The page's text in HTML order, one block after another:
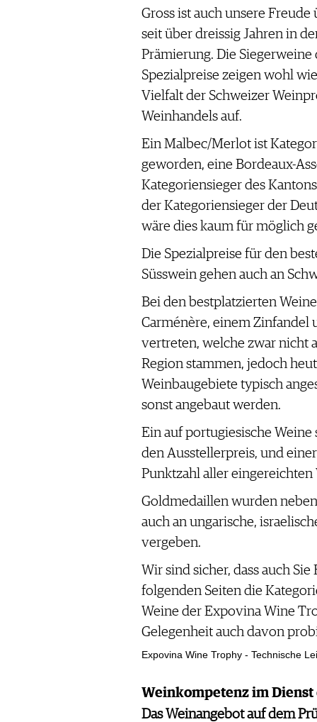
Gross ist auch unsere
seit über dreissig Jahren in
Prämierung. Die
Spezialpreise zeigen wohl
Vielfalt der Schweizer
Weinhandels auf.
Ein Malbec/Merlot ist
geworden, eine Bordeaux-
Kategoriensieger des
der Kategoriensieger der
wäre dies kaum für möglich
Die Spezialpreise für den
Süsswein gehen auch an
Bei den bestplatzierten
Carménère, einem Zinfandel
vertreten, welche zwar nicht
Region stammen, jedoch
Weinbaugebiete typisch
sonst angebaut werden.
Ein auf portugiesische
den Ausstellerpreis, und
Punktzahl aller eingereichten
Goldmedaillen wurden
auch an ungarische,
vergeben.
Wir sind sicher, dass auch
folgenden Seiten die
Weine der Expovina Wine
Gelegenheit auch davon
Expovina Wine Trophy - Technische
Weinkompetenz im Dienst
Das Weinangebot auf dem